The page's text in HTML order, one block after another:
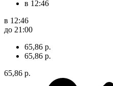
в 12:46
в 12:46
до 21:00
65,86 р.
65,86 р.
65,86 р.